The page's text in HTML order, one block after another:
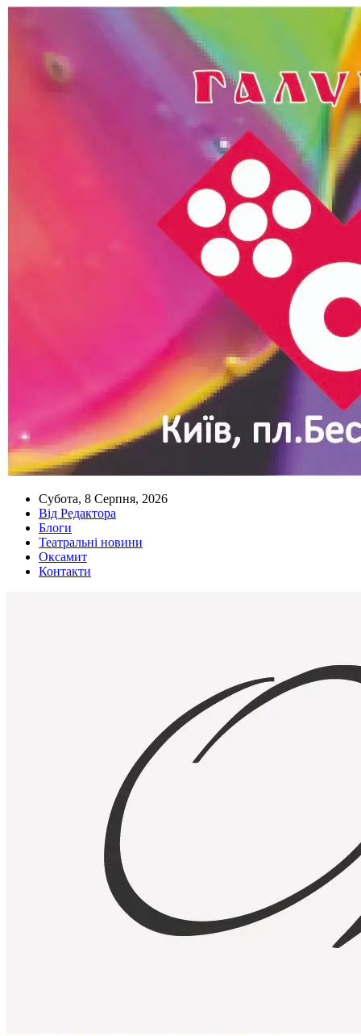
Субота, 8 Серпня, 2026
Від Редактора
Блоги
Театральні новини
Оксамит
Контакти